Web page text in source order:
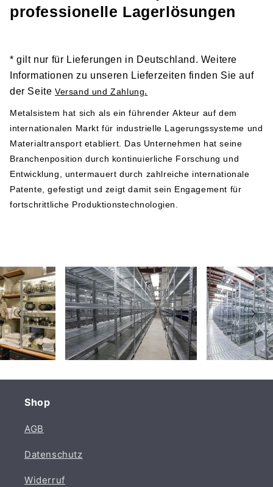
vor der Installation und Nutzung der Produkte gründlich
Sicherheitshinweis 1
Metalsistem
Viale dell’Industria 2
38068 Rovereto
Italy
Telefonnummer: +39 0464 303030
professionelle Lagerlösungen
* gilt nur für Lieferungen in Deutschland. Weitere
Informationen zu unseren Lieferzeiten finden Sie auf
der Seite Versand und Zahlung.
Metalsistem hat sich als ein führender Akteur auf dem
internationalen Markt für industrielle Lagerungssysteme und
Materialtransport etabliert. Das Unternehmen hat seine
Branchenposition durch kontinuierliche Forschung und
Entwicklung, untermauert durch zahlreiche internationale
Patente, gefestigt und zeigt damit sein Engagement für
fortschrittliche Produktionstechnologien.
Shop
AGB
Datenschutz
Widerruf